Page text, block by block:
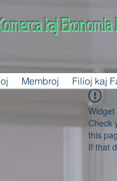
kaj Ekonomia
Membroj Filioj kaj
Widget
Check
this
If that